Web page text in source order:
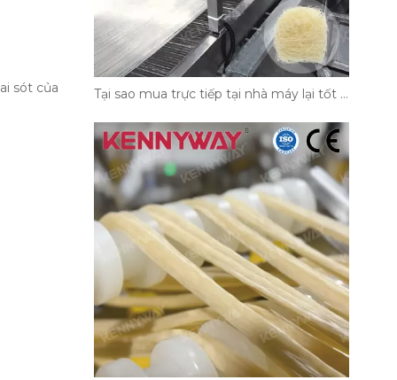
sót của
Tại sao mua trực tiếp tại nhà máy lại tốt hơn cho dây chuyền sản xuất bún của bạn